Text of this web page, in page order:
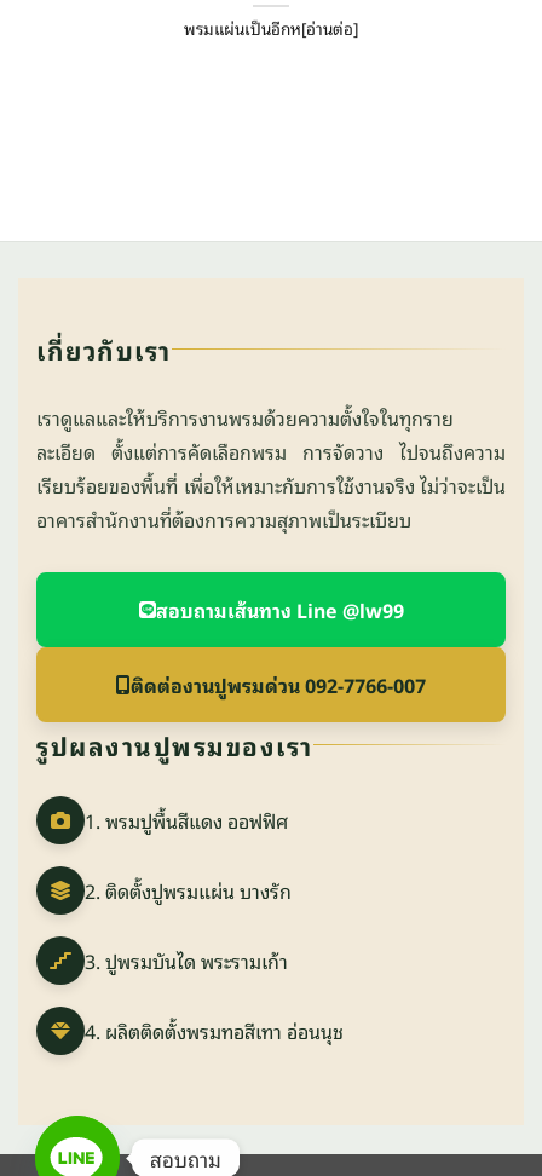
พรมแผ่นเป็นอีกห[อ่านต่อ]
เกี่ยวกับเรา
เราดูแลและให้บริการงานพรมด้วยความตั้งใจในทุกราย
ละเอียด ตั้งแต่การคัดเลือกพรม การจัดวาง ไปจนถึงความ
เรียบร้อยของพื้นที่ เพื่อให้เหมาะกับการใช้งานจริง ไม่ว่าจะเป็น
อาคารสำนักงานที่ต้องการความสุภาพเป็นระเบียบ
สอบถามเส้นทาง Line @lw99
ติดต่องานปูพรมด่วน 092-7766-007
รูปผลงานปูพรมของเรา
1. พรมปูพื้นสีแดง ออฟฟิศ
2. ติดตั้งปูพรมแผ่น บางรัก
3. ปูพรมบันได พระรามเก้า
4. ผลิตติดตั้งพรมทอสีเทา อ่อนนุช
สอบถาม